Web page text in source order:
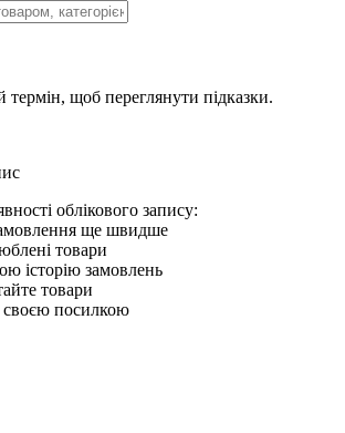
термін, щоб переглянути підказки.
облікового запису:
ще швидше
товари
історію замовлень
товари
своєю посилкою